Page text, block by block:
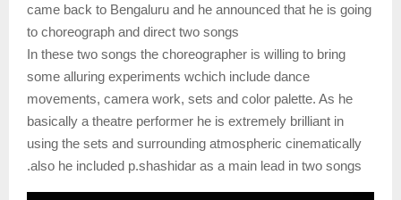
came back to Bengaluru and he announced that he is going
to choreograph and direct two songs
In these two songs the choreographer is willing to bring
some alluring experiments wchich include dance
movements, camera work, sets and color palette. As he
basically a theatre performer he is extremely brilliant in
using the sets and surrounding atmospheric cinematically
.also he included p.shashidar as a main lead in two songs